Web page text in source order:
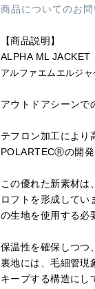
商品についてのお
【商品説明】
ALPHA ML JACKET
アルファエムエルジャ
アウトドアシーンで
テフロン加工により
POLARTECⓇの開発
この優れた新素材は
ロフトを形成してい
の生地を使用する必
保温性を確保しつつ
裏地には、毛細管現
キープする構造にし